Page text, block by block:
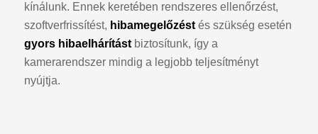
kínálunk. Ennek keretében rendszeres ellenőrzést,
szoftverfrissítést, hibamegelőzéstés szükség esetén
gyors hibaelhárítástbiztosítunk, így a
kamerarendszer mindig a legjobb teljesítményt
nyújtja.